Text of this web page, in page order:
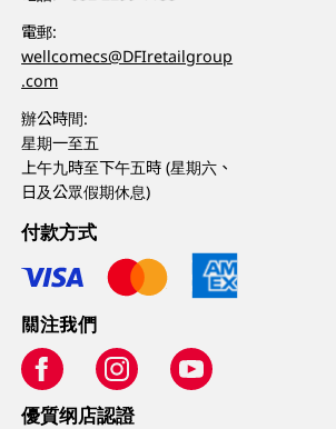
電郵:
wellcomecs@DFIretailgroup
.com
辦公時間:
星期一至五
上午九時至下午五時 (星期六、
日及公眾假期休息)
付款方式
關注我們
優質纲店認證